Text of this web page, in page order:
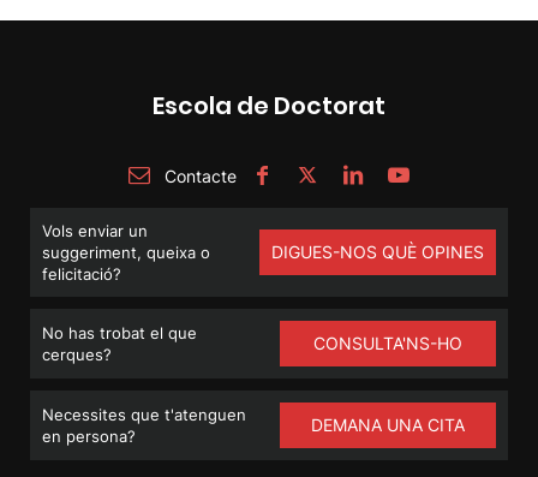
Escola de Doctorat
Contacte
Vols enviar un
suggeriment, queixa o
felicitació?
DIGUES-NOS QUÈ OPINES
No has trobat el que
cerques?
CONSULTA'NS-HO
Necessites que t'atenguen
en persona?
DEMANA UNA CITA